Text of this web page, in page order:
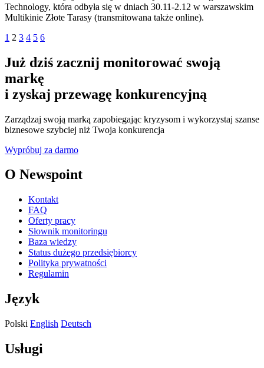
Technology, która odbyła się w dniach 30.11-2.12 w warszawskim
Multikinie Złote Tarasy (transmitowana także online).
1 2 3 4 5 6
Już dziś zacznij monitorować swoją
markę
i zyskaj przewagę konkurencyjną
Zarządzaj swoją marką zapobiegając kryzysom i wykorzystaj szanse
biznesowe szybciej niż Twoja konkurencja
Wypróbuj za darmo
O Newspoint
Kontakt
FAQ
Oferty pracy
Słownik monitoringu
Baza wiedzy
Status dużego przedsiębiorcy
Polityka prywatności
Regulamin
Język
Polski English Deutsch
Usługi